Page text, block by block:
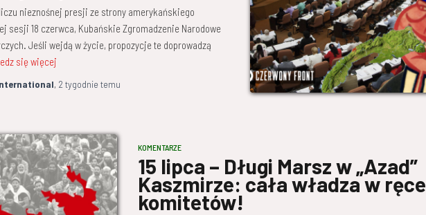
nieznośnej presji ze strony amerykańskiego
sesji 18 czerwca, Kubańskie Zgromadzenie Narodowe
Jeśli wejdą w życie, propozycje te doprowadzą
się więcej
, 2 tygodnie temu
KOMENTARZE
15 lipca – Długi Marsz w „Azad”
Kaszmirze: cała władza w ręce
komitetów!